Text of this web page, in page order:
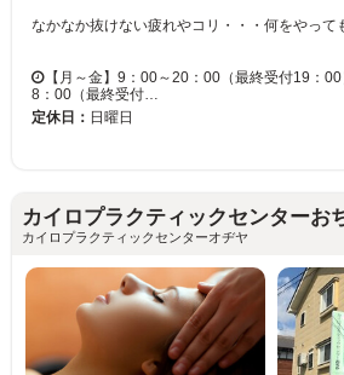
【月～金】9：00～20：00（最終受付19：
8：00（最終受付…
定休日： 日曜日
カイロプラクティックセンターお
カイロプラクティックセンターオヂヤ